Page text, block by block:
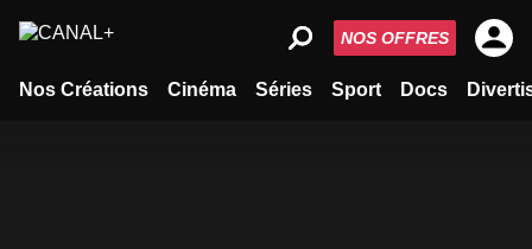
Nos Créations Cinéma Séries Sport Docs
NOS OFFRES